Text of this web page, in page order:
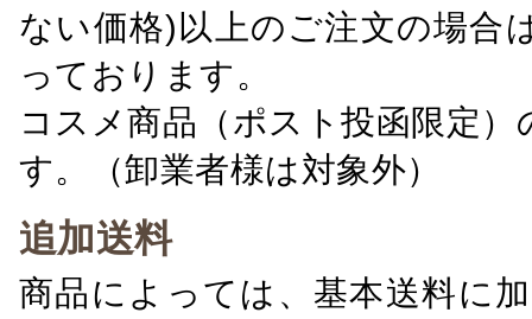
ない価格)以上のご注文の場合
っております。
コスメ商品（ポスト投函限定
す。（卸業者様は対象外）
追加送料
商品によっては、基本送料に